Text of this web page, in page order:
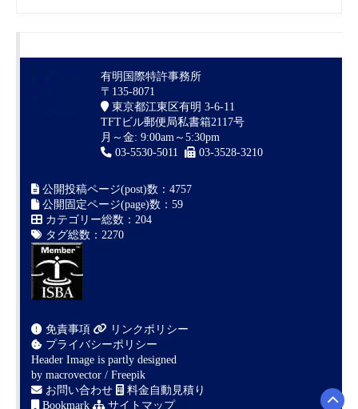
有明国際特許事務所
〒135-8071
東京都江東区有明 3-6-11
TFTビル郵便局私書箱2117号
月～金: 9:00am～5:30pm
03-5530-5011
03-3528-3210
公開投稿ページ(post)数：4757
公開固定ページ(page)数：59
カテゴリー総数：204
タグ総数：2270
免責事項
リンクポリシー
プライバシーポリシー
Header Image is partly designed
by macrovector / Freepik
お問い合わせ
料金自動見積り
Bookmark
サイトマップ